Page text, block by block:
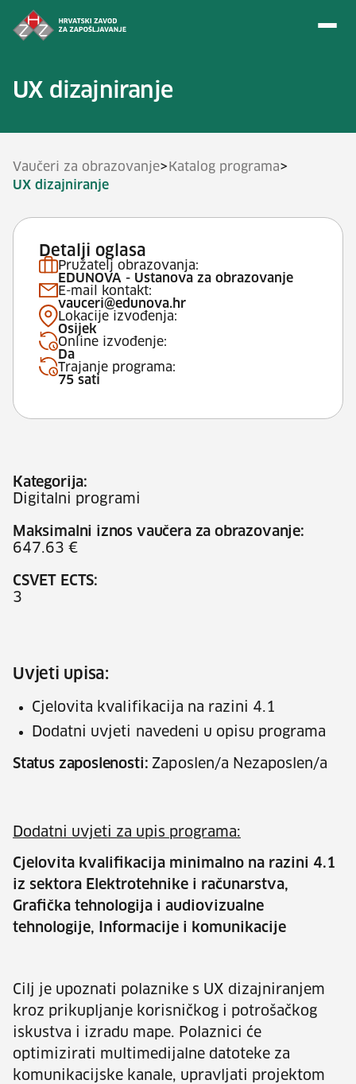
UX dizajniranje
Vaučeri za obrazovanje> Katalog programa>
UX dizajniranje
Detalji oglasa
Pružatelj obrazovanja:
EDUNOVA - Ustanova za obrazovanje
E-mail kontakt:
vauceri@edunova.hr
Lokacije izvođenja:
Osijek
Online izvođenje:
Da
Trajanje programa:
75 sati
Kategorija:
Digitalni programi
Maksimalni iznos vaučera za obrazovanje:
647.63 €
CSVET ECTS:
3
Uvjeti upisa:
Cjelovita kvalifikacija na razini 4.1
Dodatni uvjeti navedeni u opisu programa
Status zaposlenosti: Zaposlen/a Nezaposlen/a
Dodatni uvjeti za upis programa:
Cjelovita kvalifikacija minimalno na razini 4.1
iz sektora Elektrotehnike i računarstva,
Grafička tehnologija i audiovizualne
tehnologije, Informacije i komunikacije
Cilj je upoznati polaznike s UX dizajniranjem
kroz prikupljanje korisničkog i potrošačkog
iskustva i izradu mape. Polaznici će
optimizirati multimedijalne datoteke za
komunikacijske kanale, upravljati projektom